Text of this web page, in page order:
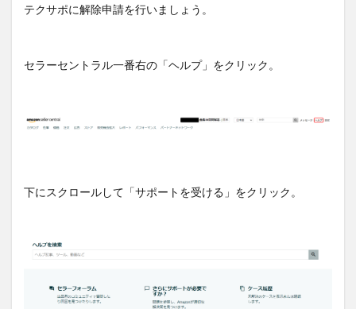
テクサポに解除申請を行いましょう。
セラーセントラル一番右の「ヘルプ」をクリック。
下にスクロールして「サポートを受ける」をクリック。